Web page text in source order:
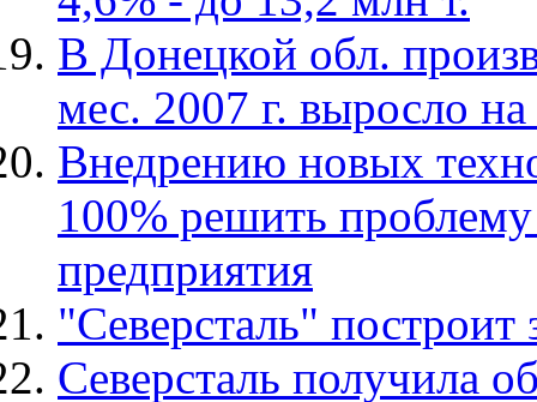
В Донецкой обл.
мес. 2007 г. выросло
Внедрению новых
100% решить проблему
предприятия
"Северсталь" построит
Северсталь получила